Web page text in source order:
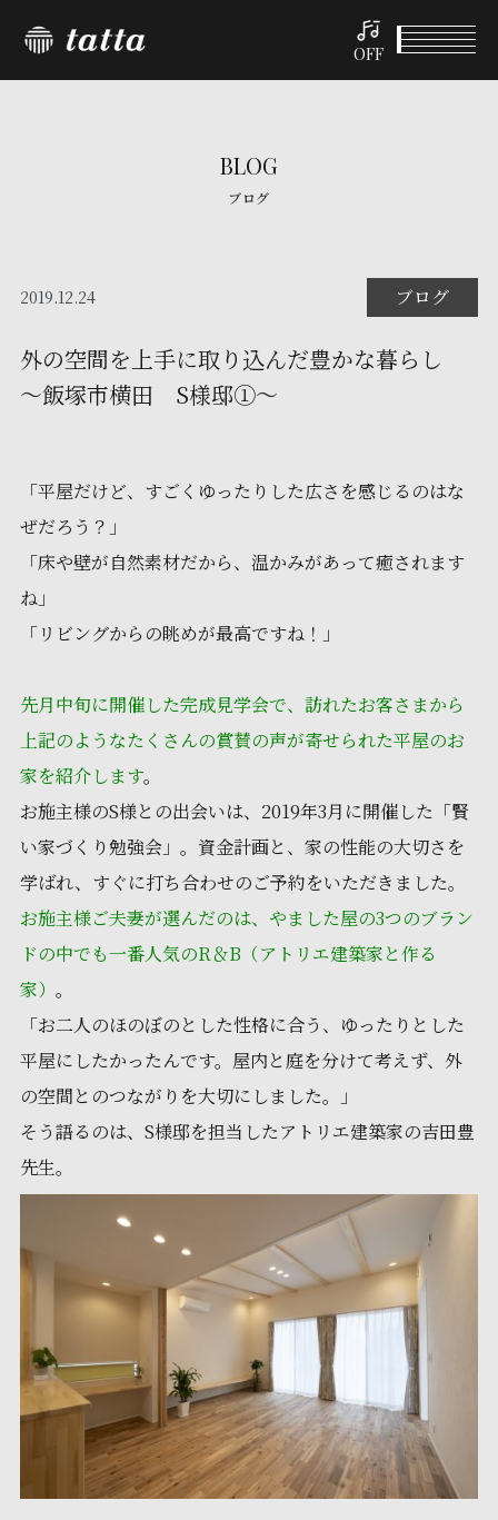
OFF
BLOG
ブログ
2019.12.24 ブログ
外の空間を上手に取り込んだ豊かな暮らし
～飯塚市横田 S様邸①～
「平屋だけど、すごくゆったりした広さを感じるのはな
ぜだろう？」
「床や壁が自然素材だから、温かみがあって癒されます
ね」
「リビングからの眺めが最高ですね！」
先月中旬に開催した完成見学会で、訪れたお客さまから
上記のようなたくさんの賞賛の声が寄せられた平屋のお
家を紹介します。
お施主様のS様との出会いは、2019年3月に開催した「賢
い家づくり勉強会」。資金計画と、家の性能の大切さを
学ばれ、すぐに打ち合わせのご予約をいただきました。
お施主様ご夫妻が選んだのは、やました屋の3つのブラン
ドの中でも一番人気のR＆B（アトリエ建築家と作る
家） 。
「お二人のほのぼのとした性格に合う、ゆったりとした
平屋にしたかったんです。屋内と庭を分けて考えず、外
の空間とのつながりを大切にしました。」
そう語るのは、S様邸を担当したアトリエ建築家の吉田豊
先生。